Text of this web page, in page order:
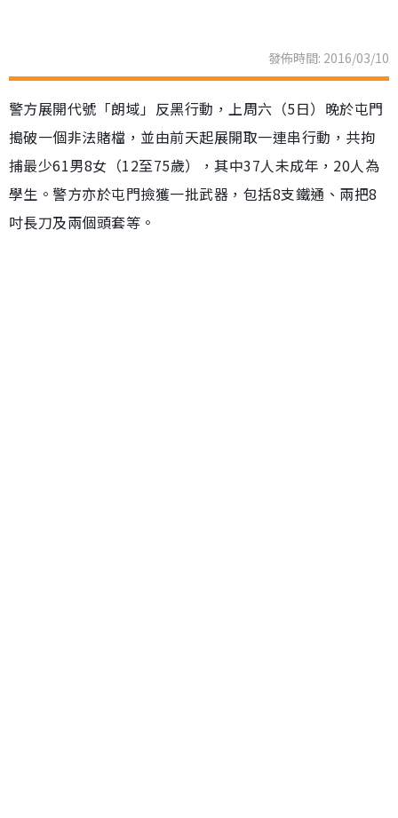
發佈時間: 2016/03/10
警方展開代號「朗域」反黑行動，上周六（5日）晚於屯門
搗破一個非法賭檔，並由前天起展開取一連串行動，共拘
捕最少61男8女（12至75歲），其中37人未成年，20人為
學生。警方亦於屯門撿獲一批武器，包括8支鐵通、兩把8
吋長刀及兩個頭套等。